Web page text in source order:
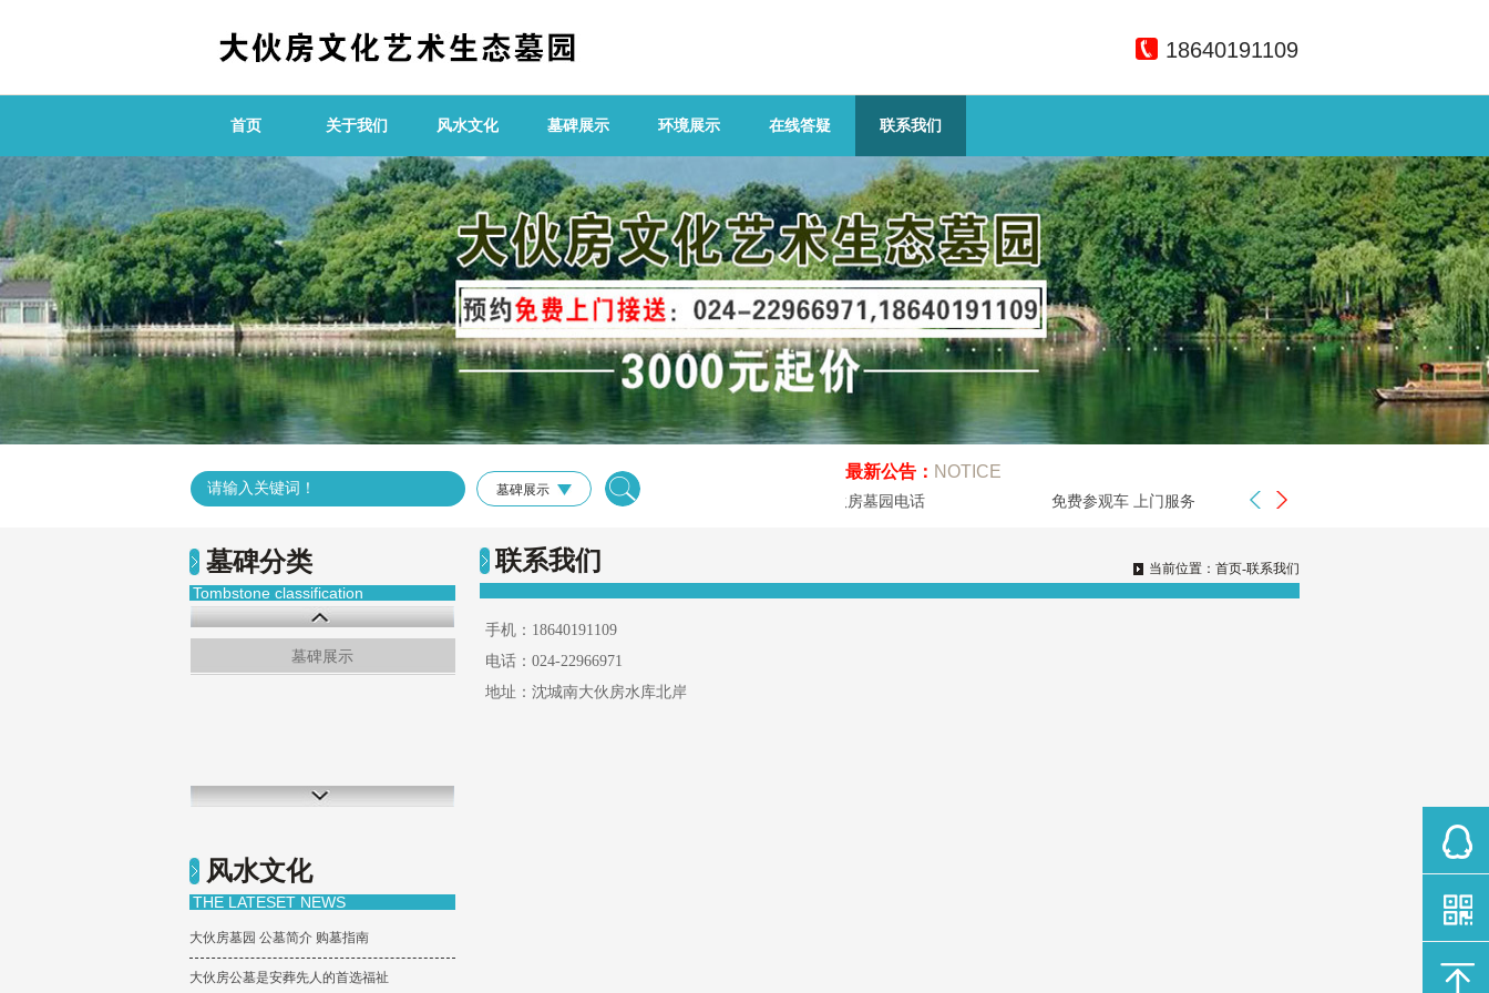
18640191109
首页 关于我们 风水文化 墓碑展示 环境展示 在线答疑 联系我们
墓碑展示
最新公告： NOTICE
沈阳大伙房墓园电话 免费参观车 上门服务
墓碑分类
Tombstone classification
墓碑展示
风水文化
THE LATESET NEWS
大伙房墓园 公墓简介 购墓指南
大伙房公墓是安葬先人的首选福祉
联系我们 当前位置： 首页-联系我们
手机：18640191109
电话：024-22966971
地址：沈城南大伙房水库北岸